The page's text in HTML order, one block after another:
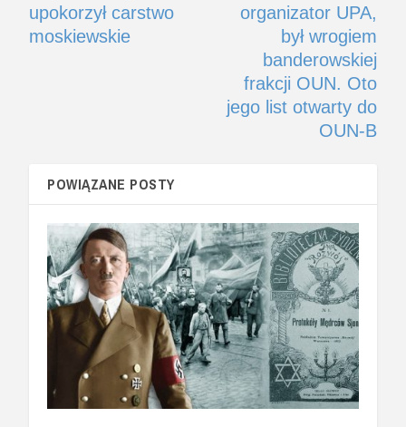
upokorzył carstwo
moskiewskie
organizator UPA,
był wrogiem
banderowskiej
frakcji OUN. Oto
jego list otwarty do
OUN-B
POWIĄZANE POSTY